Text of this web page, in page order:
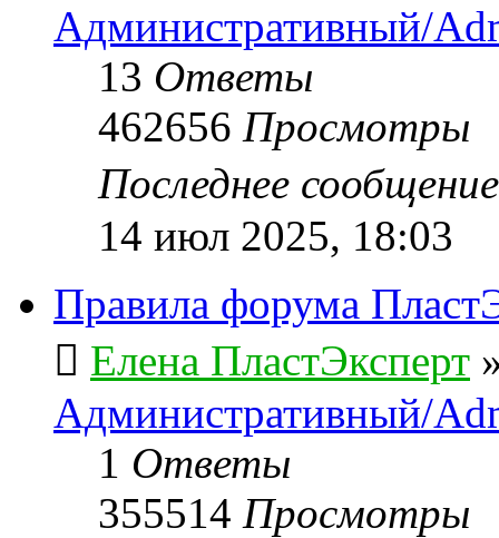
Административный/
13 Ответы
462656 Просмотры
Последнее
14 июл 2025, 18:03
Правила форума
Елена ПластЭксперт
Административный/
1 Ответы
355514 Просмотры